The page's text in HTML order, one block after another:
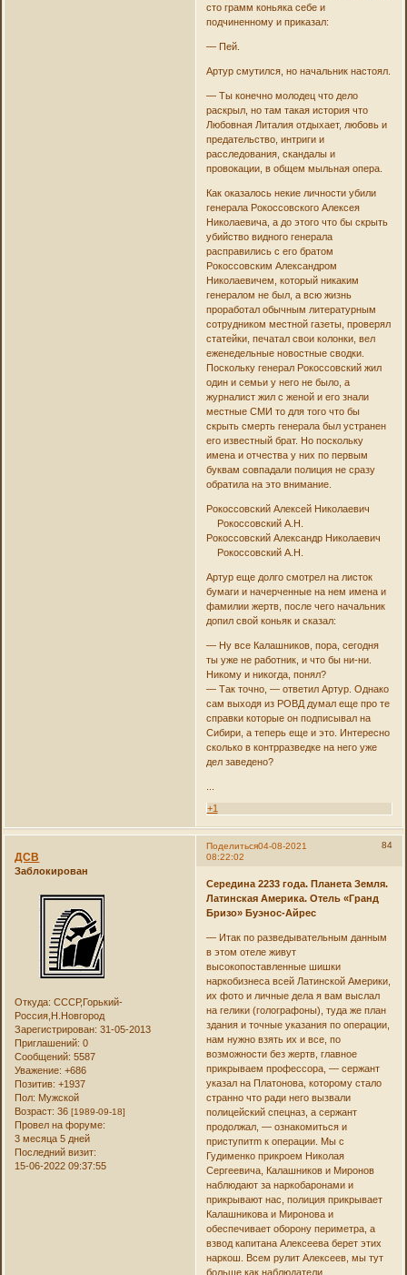
сто грамм коньяка себе и
подчиненному и приказал:
— Пей.
Артур смутился, но начальник настоял.
— Ты конечно молодец что дело
раскрыл, но там такая история что
Любовная Литалия отдыхает, любовь и
предательство, интриги и
расследования, скандалы и
провокации, в общем мыльная опера.
Как оказалось некие личности убили
генерала Рокоссовского Алексея
Николаевича, а до этого что бы скрыть
убийство видного генерала
расправились с его братом
Рокоссовским Александром
Николаевичем, который никаким
генералом не был, а всю жизнь
проработал обычным литературным
сотрудником местной газеты, проверял
статейки, печатал свои колонки, вел
еженедельные новостные сводки.
Поскольку генерал Рокоссовский жил
один и семьи у него не было, а
журналист жил с женой и его знали
местные СМИ то для того что бы
скрыть смерть генерала был устранен
его известный брат. Но поскольку
имена и отчества у них по первым
буквам совпадали полиция не сразу
обратила на это внимание.
Рокоссовский Алексей Николаевич
Рокоссовский А.Н.
Рокоссовский Александр Николаевич
Рокоссовский А.Н.
Артур еще долго смотрел на листок
бумаги и начерченные на нем имена и
фамилии жертв, после чего начальник
допил свой коньяк и сказал:
— Ну все Калашников, пора, сегодня
ты уже не работник, и что бы ни-ни.
Никому и никогда, понял?
— Так точно, — ответил Артур. Однако
сам выходя из РОВД думал еще про те
справки которые он подписывал на
Сибири, а теперь еще и это. Интересно
сколько в контрразведке на него уже
дел заведено?
+1
Поделиться 84
04-08-2021
08:22:02
ДСВ
Заблокирован
Откуда: СССР,Горький-
Россия,Н.Новгород
Зарегистрирован: 31-05-2013
Приглашений: 0
Сообщений: 5587
Уважение: +686
Позитив: +1937
Пол: Мужской
Возраст: 36[1989-09-18]
Провел на форуме:
3 месяца 5 дней
Последний визит:
15-06-2022 09:37:55
Середина 2233 года. Планета Земля.
Латинская Америка. Отель «Гранд
Бризо» Буэнос-Айрес
— Итак по разведывательным данным
в этом отеле живут
высокопоставленные шишки
наркобизнеса всей Латинской Америки,
их фото и личные дела я вам выслал
на гелики (голографоны), туда же план
здания и точные указания по операции,
нам нужно взять их и все, по
возможности без жертв, главное
прикрываем профессора, — сержант
указал на Платонова, которому стало
странно что ради него вызвали
полицейский спецназ, а сержант
продолжал, — ознакомиться и
приступитm к операции. Мы с
Гудименко прикроем Николая
Сергеевича, Калашников и Миронов
наблюдают за наркобаронами и
прикрывают нас, полиция прикрывает
Калашникова и Миронова и
обеспечивает оборону периметра, а
взвод капитана Алексеева берет этих
наркош. Всем рулит Алексеев, мы тут
больше как наблюдатели.